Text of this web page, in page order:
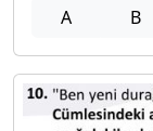
A B